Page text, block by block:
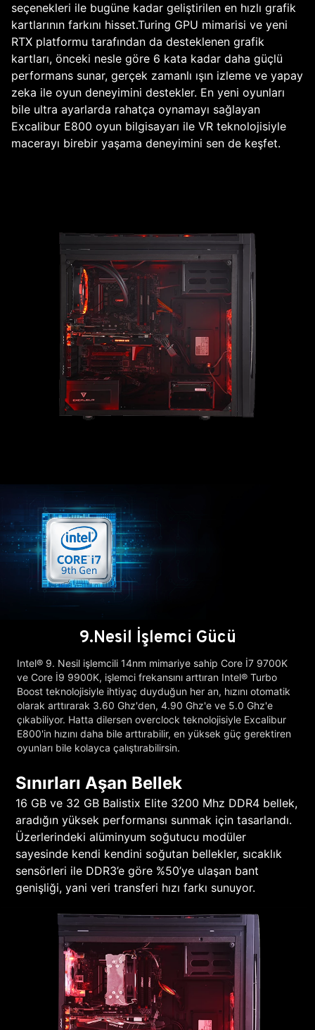
seçenekleri ile bugüne kadar geliştirilen en hızlı grafik
kartlarının farkını hisset.Turing GPU mimarisi ve yeni
RTX platformu tarafından da desteklenen grafik
kartları, önceki nesle göre 6 kata kadar daha güçlü
performans sunar, gerçek zamanlı ışın izleme ve yapay
zeka ile oyun deneyimini destekler. En yeni oyunları
bile ultra ayarlarda rahatça oynamayı sağlayan
Excalibur E800 oyun bilgisayarı ile VR teknolojisiyle
macerayı birebir yaşama deneyimini sen de keşfet.
9.Nesil İşlemci Gücü
Intel® 9. Nesil işlemcili 14nm mimariye sahip Core İ7 9700K
ve Core İ9 9900K, işlemci frekansını arttıran Intel® Turbo
Boost teknolojisiyle ihtiyaç duyduğun her an, hızını otomatik
olarak arttırarak 3.60 Ghz'den, 4.90 Ghz'e ve 5.0 Ghz'e
çıkabiliyor. Hatta dilersen overclock teknolojisiyle Excalibur
E800'in hızını daha bile arttırabilir, en yüksek güç gerektiren
oyunları bile kolayca çalıştırabilirsin.
Sınırları Aşan Bellek
16 GB ve 32 GB Balistix Elite 3200 Mhz DDR4 bellek,
aradığın yüksek performansı sunmak için tasarlandı.
Üzerlerindeki alüminyum soğutucu modüler
sayesinde kendi kendini soğutan bellekler, sıcaklık
sensörleri ile DDR3’e göre %50’ye ulaşan bant
genişliği, yani veri transferi hızı farkı sunuyor.